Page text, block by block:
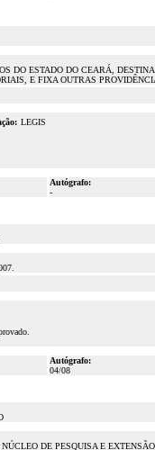
DO ESTADO DO CEARÁ,
E FIXA OUTRAS
LEGIS
Autógrafo:
-
Autógrafo:
04/08
DE PESQUISA E